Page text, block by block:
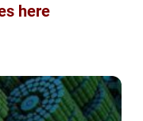
here